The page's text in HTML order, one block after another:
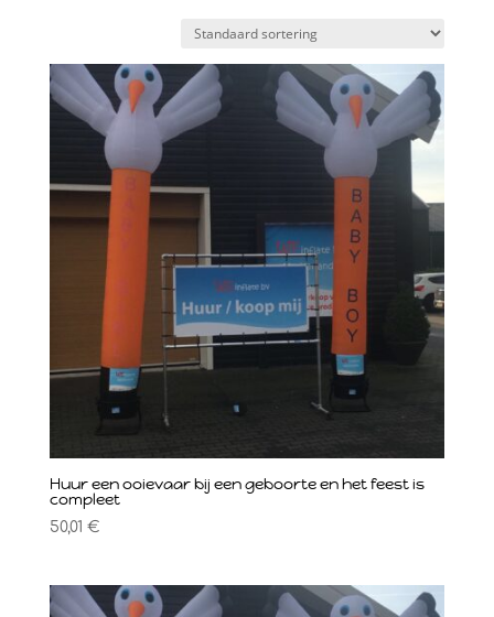
Huur een ooievaar bij een geboorte en het feest is
compleet
50,01 €